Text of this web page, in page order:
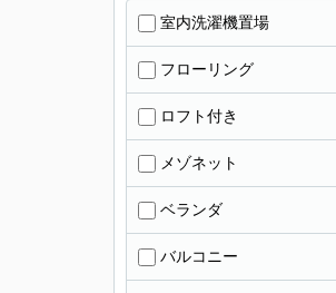
室内洗濯機置場
フローリング
ロフト付き
メゾネット
ベランダ
バルコニー